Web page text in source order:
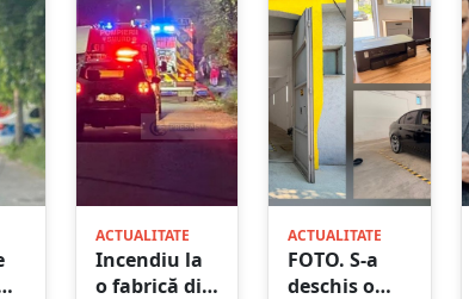
ACTUALITATE
Incendiu la
o fabrică din
ACTUALITATE
FOTO. S-a
deschis o